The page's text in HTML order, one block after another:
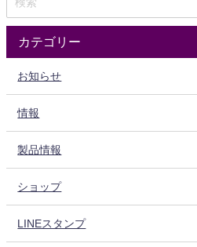
カテゴリー
お知らせ
情報
製品情報
ショップ
LINEスタンプ